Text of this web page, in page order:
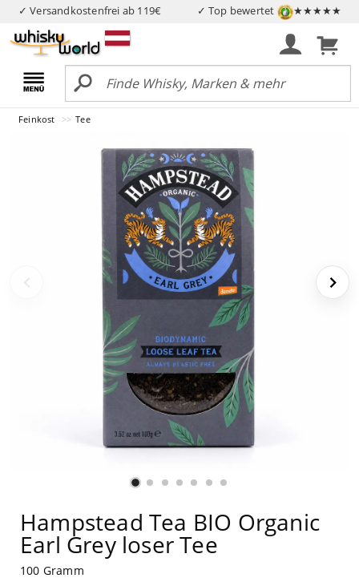
✓ Versandkostenfrei ab 119€ ✓ Top bewertet ★★★★★
Feinkost Tee
Hampstead Tea BIO Organic
Earl Grey loser Tee
100 Gramm